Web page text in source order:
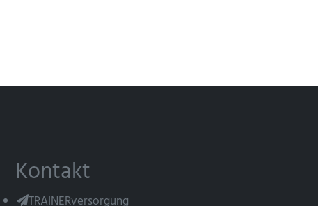
Kontakt
TRAINERversorgung